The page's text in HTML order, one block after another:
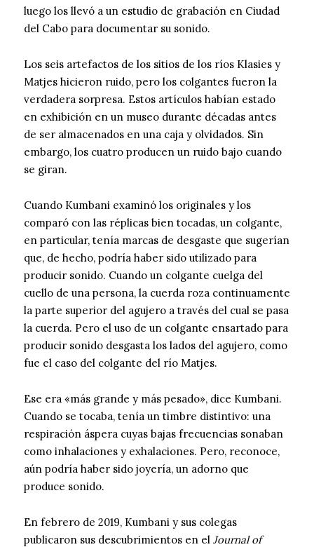
luego los llevó a un estudio de grabación en Ciudad
del Cabo para documentar su sonido.
Los seis artefactos de los sitios de los ríos Klasies y
Matjes hicieron ruido, pero los colgantes fueron la
verdadera sorpresa. Estos artículos habían estado
en exhibición en un museo durante décadas antes
de ser almacenados en una caja y olvidados. Sin
embargo, los cuatro producen un ruido bajo cuando
se giran.
Cuando Kumbani examinó los originales y los
comparó con las réplicas bien tocadas, un colgante,
en particular, tenía marcas de desgaste que sugerían
que, de hecho, podría haber sido utilizado para
producir sonido. Cuando un colgante cuelga del
cuello de una persona, la cuerda roza continuamente
la parte superior del agujero a través del cual se pasa
la cuerda. Pero el uso de un colgante ensartado para
producir sonido desgasta los lados del agujero, como
fue el caso del colgante del río Matjes.
Ese era «más grande y más pesado», dice Kumbani.
Cuando se tocaba, tenía un timbre distintivo: una
respiración áspera cuyas bajas frecuencias sonaban
como inhalaciones y exhalaciones. Pero, reconoce,
aún podría haber sido joyería, un adorno que
produce sonido.
En febrero de 2019, Kumbani y sus colegas
publicaron sus descubrimientos en el Journal of